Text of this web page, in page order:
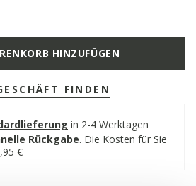
HINZUFÜGEN
FINDEN
in 2-4 Werktagen
Rückgabe. Die Kosten für Sie
€